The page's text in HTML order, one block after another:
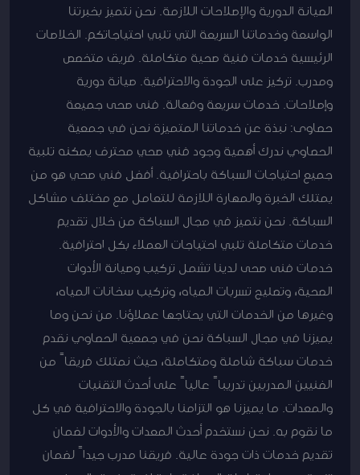
الصيانة الدورية والإصلاحات اللازمة. نحن نتميز بخبرتنا
الواسعة وخدماتنا السريعة التي تلبي احتياجاتكم. الخلاصات
الرئيسية خدمات فنية صحية متكاملة. فريق متخصص
ومدرب. تركيز على الجودة والاحترافية. صيانة دورية
وإصلاحات. خدمات سريعة وفعالة. فنى صحى جميعة
حصاوى: نبذة عن خدماتنا المتميزة نحن في جمعية
الحصاوي ندرك أهمية وجود فني صحي محترف يمكنه تلبية
جميع احتياجات السباكة باحترافية. أفضل فني صحي هو من
يمتلك الخبرة والمهارة اللازمة للتعامل مع مختلف مشاكل
السباكة. نحن نتميز في مجال السباكة من خلال تقديم
خدمات متكاملة تلبي احتياجات العملاء بكل احترافية.
خدمات فنى صحى لدينا تشمل تركيب وصيانة الأدوات
الصحية، وتصليح تسربات المياه، وتركيب سخانات المياه،
وغيرها من الخدمات التي يحتاجها عملاؤنا. من نحن وما
يميزنا في مجال السباكة نحن في جمعية الحصاوي نقدم
خدمات سباكة شاملة ومتكاملة، حيث نمتلك فريقاً من
الفنيين المدربين تدريباً عالياً على أحدث التقنيات
والمعدات. ما يميزنا هو التزامنا بالجودة والاحترافية في كل
ما نقوم به. نحن نستخدم أحدث المعدات والأدوات لضمان
تقديم خدمات ذات جودة عالية. فريقنا مدرب جيداً لضمان